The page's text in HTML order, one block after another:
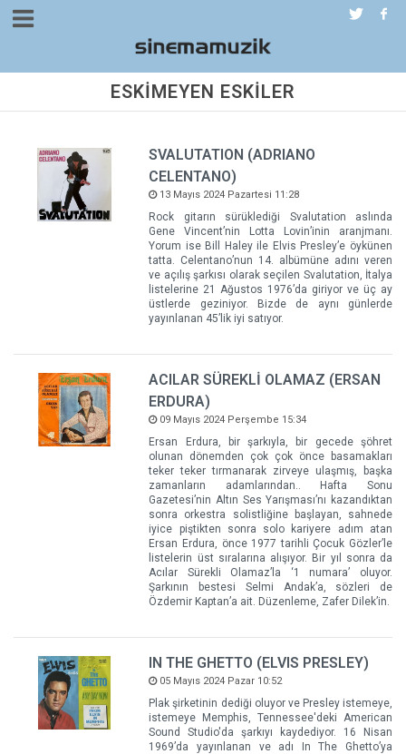
ESKİMEYEN ESKİLER
SVALUTATION (ADRIANO
CELENTANO)
13 Mayıs 2024 Pazartesi 11:28
Rock gitarın sürüklediği Svalutation aslında
Gene Vincent’nin Lotta Lovin’inin aranjmanı.
Yorum ise Bill Haley ile Elvis Presley’e öykünen
tatta. Celentano’nun 14. albümüne adını veren
ve açılış şarkısı olarak seçilen Svalutation, İtalya
listelerine 21 Ağustos 1976’da giriyor ve üç ay
üstlerde geziniyor. Bizde de aynı günlerde
yayınlanan 45’lik iyi satıyor.
ACILAR SÜREKLİ OLAMAZ (ERSAN
ERDURA)
09 Mayıs 2024 Perşembe 15:34
Ersan Erdura, bir şarkıyla, bir gecede şöhret
olunan dönemden çok çok önce basamakları
teker teker tırmanarak zirveye ulaşmış, başka
zamanların adamlarından.. Hafta Sonu
Gazetesi’nin Altın Ses Yarışması’nı kazandıktan
sonra orkestra solistliğine başlayan, sahnede
iyice piştikten sonra solo kariyere adım atan
Ersan Erdura, önce 1977 tarihli Çocuk Gözler’le
listelerin üst sıralarına alışıyor. Bir yıl sonra da
Acılar Sürekli Olamaz’la ‘1 numara’ oluyor.
Şarkının bestesi Selmi Andak’a, sözleri de
Özdemir Kaptan’a ait. Düzenleme, Zafer Dilek’in.
IN THE GHETTO (ELVIS PRESLEY)
05 Mayıs 2024 Pazar 10:52
Plak şirketinin dediği oluyor ve Presley istemeye,
istemeye Memphis, Tennessee'deki American
Sound Studio'da şarkıyı kaydediyor. 16 Nisan
1969’da yayınlanan ve adı In The Ghetto’ya